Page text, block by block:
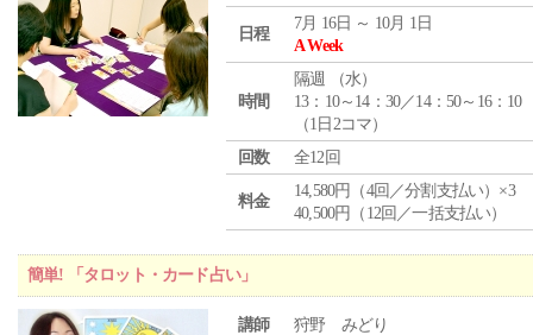
日程
7月 16日 ～ 10月 1日
A Week
時間
隔週 （水）
13：10～14：30／14：50～16：10
（1日2コマ）
回数
全12回
料金
14,580円（4回／分割支払い）×3
40,500円（12回／一括支払い）
簡単! 「タロット・カード占い」
講師 狩野 みどり